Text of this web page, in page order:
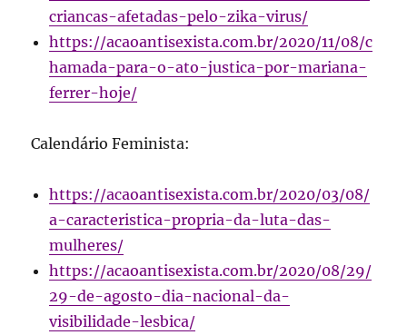
criancas-afetadas-pelo-zika-virus/
https://acaoantisexista.com.br/2020/11/08/c
hamada-para-o-ato-justica-por-mariana-
ferrer-hoje/
Calendário Feminista:
https://acaoantisexista.com.br/2020/03/08/
a-caracteristica-propria-da-luta-das-
mulheres/
https://acaoantisexista.com.br/2020/08/29/
29-de-agosto-dia-nacional-da-
visibilidade-lesbica/